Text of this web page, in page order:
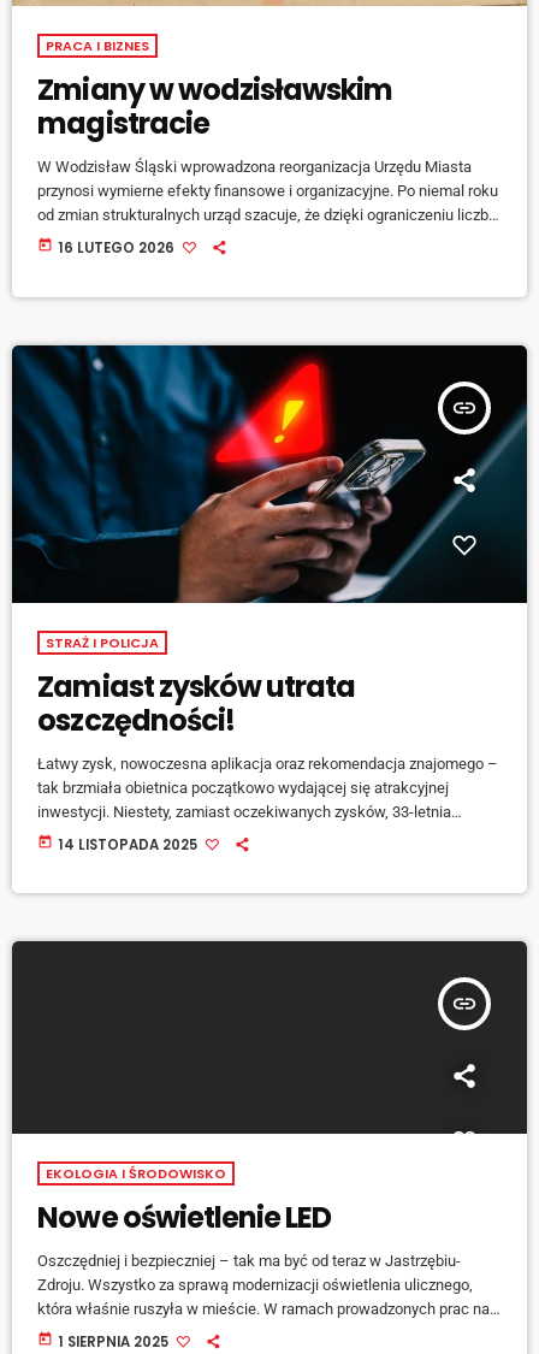
PRACA I BIZNES
Zmiany w wodzisławskim
magistracie
W Wodzisław Śląski wprowadzona reorganizacja Urzędu Miasta
przynosi wymierne efekty finansowe i organizacyjne. Po niemal roku
od zmian strukturalnych urząd szacuje, że dzięki ograniczeniu liczby
stanowisk kierowniczych i redukcji etatów jego funkcjonowanie jest
today 16 LUTEGO 2026
insert_link
STRAŻ I POLICJA
Zamiast zysków utrata
oszczędności!
Łatwy zysk, nowoczesna aplikacja oraz rekomendacja znajomego –
tak brzmiała obietnica początkowo wydającej się atrakcyjnej
inwestycji. Niestety, zamiast oczekiwanych zysków, 33-letnia
mieszkanka powiatu kędzierzyńsko-kozielskiego straciła niemal 4
today 14 LISTOPADA 2025
insert_link
EKOLOGIA I ŚRODOWISKO
Nowe oświetlenie LED
Oszczędniej i bezpieczniej – tak ma być od teraz w Jastrzębiu-
Zdroju. Wszystko za sprawą modernizacji oświetlenia ulicznego,
która właśnie ruszyła w mieście. W ramach prowadzonych prac na
ulicach pojawiło się już blisko 60 nowoczesnych opraw LED.
today 1 SIERPNIA 2025